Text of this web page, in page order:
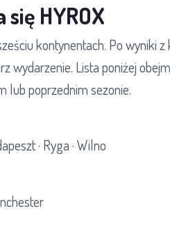
HYROX
kontynentach. Po wyniki
wydarzenie. Lista poniżej
lub poprzednim sezonie.
· Ryga · Wilno